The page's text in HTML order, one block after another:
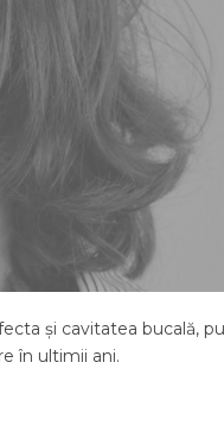
și cavitatea bucală,
în ultimii ani.